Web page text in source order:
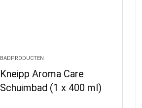
BADPRODUCTEN
Kneipp Aroma Care
Schuimbad (1 x 400 ml)